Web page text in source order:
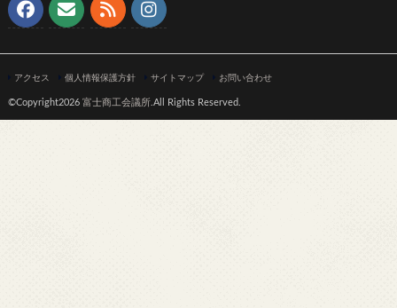
アクセス 個人情報保護方針 サイトマップ お問い合わせ
©Copyright2026 富士商工会議所.All Rights Reserved.